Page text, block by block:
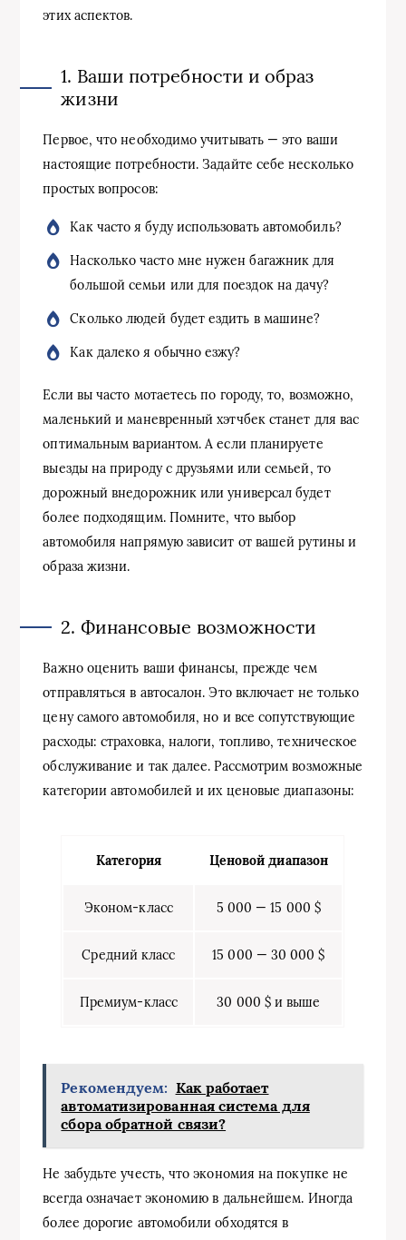
этих аспектов.
1. Ваши потребности и образ
жизни
Первое, что необходимо учитывать — это ваши
настоящие потребности. Задайте себе несколько
простых вопросов:
Как часто я буду использовать автомобиль?
Насколько часто мне нужен багажник для
большой семьи или для поездок на дачу?
Сколько людей будет ездить в машине?
Как далеко я обычно езжу?
Если вы часто мотаетесь по городу, то, возможно,
маленький и маневренный хэтчбек станет для вас
оптимальным вариантом. А если планируете
выезды на природу с друзьями или семьей, то
дорожный внедорожник или универсал будет
более подходящим. Помните, что выбор
автомобиля напрямую зависит от вашей рутины и
образа жизни.
2. Финансовые возможности
Важно оценить ваши финансы, прежде чем
отправляться в автосалон. Это включает не только
цену самого автомобиля, но и все сопутствующие
расходы: страховка, налоги, топливо, техническое
обслуживание и так далее. Рассмотрим возможные
категории автомобилей и их ценовые диапазоны:
Категория Ценовой диапазон
Эконом-класс 5 000 — 15 000 $
Средний класс 15 000 — 30 000 $
Премиум-класс 30 000 $ и выше
Рекомендуем: Как работает
автоматизированная система для
сбора обратной связи?
Не забудьте учесть, что экономия на покупке не
всегда означает экономию в дальнейшем. Иногда
более дорогие автомобили обходятся в